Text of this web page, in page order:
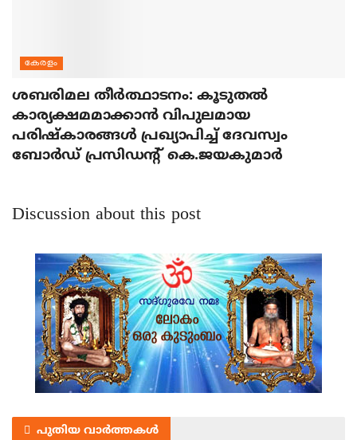
കേരളം
ശബരിമല തീര്‍ത്ഥാടനം: കൂടുതല്‍
കാര്യക്ഷമമാക്കാന്‍ വിപുലമായ
പരിഷ്‌കാരങ്ങള്‍ പ്രഖ്യാപിച്ച് ദേവസ്വം
ബോര്‍ഡ് പ്രസിഡന്റ് കെ.ജയകുമാര്‍
Discussion about this post
പുതിയ വാർത്തകൾ